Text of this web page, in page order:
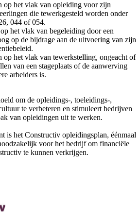
op het vlak van opleiding voor zijn
die tewerkgesteld worden onder
044 of 054.
het vlak van begeleiding door een
op de bijdrage aan de uitvoering van zijn
op het vlak van tewerkstelling, ongeacht of
van een stageplaats of de aanwerving
arbeiders is.
om de opleidings-, toeleidings-,
te verbeteren en stimuleert bedrijven
van opleidingen uit te werken.
is het Constructiv opleidingsplan, éénmaal
voor het bedrijf om financiële
te kunnen verkrijgen.